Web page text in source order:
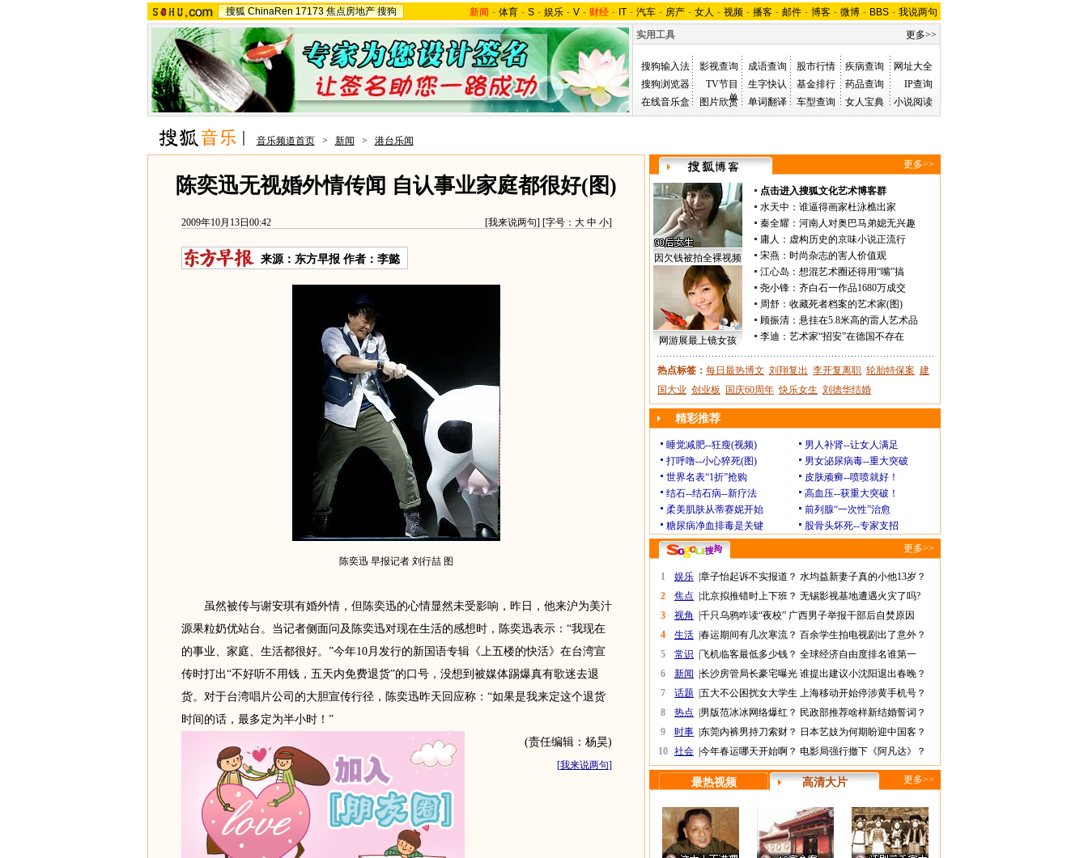
搜狐 ChinaRen 17173 焦点房地产 搜狗 新闻 - 体育 - S - 娱乐 - V - 财经 - IT - 汽车 - 房产 - 女人 - 视频 - 播客 - 邮件 - 博客 - 微博 - BBS - 我说两句
实用工具
更多>>
搜狗输入法 影视查询 成语查询 股市行情 疾病查询
网址大全
搜狗浏览器
TV节目
单
生字快认 基金排行 药品查询
IP查询
在线音乐盒
图片欣赏 单词翻译 车型查询 女人宝典 小说阅读
音乐频道首页 > 新闻 > 港台乐闻
陈奕迅无视婚外情传闻 自认事业家庭都很好(图)
2009年10月13日00:42 [我来说两句] [字号： 大 中 小]
来源： 东方早报作者：李懿
陈奕迅 早报记者 刘行喆 图
虽然被传与谢安琪有婚外情，但陈奕迅的心情显然未受影响，昨日，他来沪为美汁
源果粒奶优站台。当记者侧面问及陈奕迅对现在生活的感想时，陈奕迅表示：“我现在
的事业、家庭、生活都很好。”今年10月发行的新国语专辑《上五楼的快活》在台湾宣
传时打出“不好听不用钱，五天内免费退货”的口号，没想到被媒体踢爆真有歌迷去退
货。对于台湾唱片公司的大胆宣传行径，陈奕迅昨天回应称：“如果是我来定这个退货
时间的话，最多定为半小时！”
(责任编辑：杨昊)
[我来说两句]
更多>>
因欠钱被拍全裸视频
网游展最上镜女孩
点击进入搜狐文化艺术博客群
水天中 ： 谁逼得画家杜泳樵出家
秦全耀 ： 河南人对奥巴马弟媳无兴趣
庸人 ： 虚构历史的京味小说正流行
宋燕 ： 时尚杂志的害人价值观
江心岛 ： 想混艺术圈还得用“嘴”搞
尧小锋 ： 齐白石一作品1680万成交
周舒 ： 收藏死者档案的艺术家(图)
顾振清 ： 悬挂在5.8米高的雷人艺术品
李迪 ： 艺术家“招安”在德国不存在
热点标签： 每日最热博文 刘翔复出 李开复离职 轮胎特保案 建
国大业 创业板 国庆60周年 快乐女生 刘德华结婚
精彩推荐
睡觉减肥--狂瘦(视频)
男人补肾--让女人满足
打呼噜--小心猝死(图)
男女泌尿病毒--重大突破
世界名表“1折”抢购
皮肤顽癣--喷喷就好！
结石--结石病--新疗法
高血压--获重大突破！
柔美肌肤从蒂赛妮开始
前列腺“一次性”治愈
糖尿病净血排毒是关键
股骨头坏死--专家支招
更多>>
1 娱乐 章子怡起诉不实报道？ 水均益新妻子真的小他13岁？
2
焦点 北京拟推错时上下班？ 无锡影视基地遭遇火灾了吗?
3
视角 千只乌鸦咋读“夜校” 广西男子举报干部后自焚原因
4
生活 春运期间有几次寒流？ 百余学生拍电视剧出了意外？
5
常识 飞机临客最低多少钱？ 全球经济自由度排名谁第一
6
新闻 长沙房管局长豪宅曝光 谁提出建议小沈阳退出春晚？
7
话题 五大不公困扰女大学生 上海移动开始停涉黄手机号？
8
热点 男版范冰冰网络爆红？ 民政部推荐啥样新结婚誓词？
9
时事 东莞内裤男持刀索财？ 日本艺妓为何期盼迎中国客？
10 社会 今年春运哪天开始啊？ 电影局强行撤下《阿凡达》？
最热视频 高清大片 更多>>